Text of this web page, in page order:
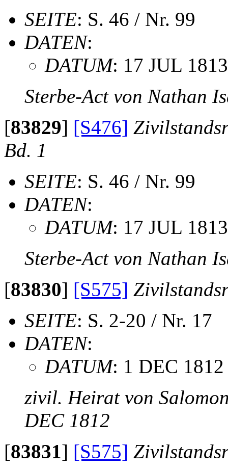
SEITE: S. 46 / Nr. 99
DATEN:
DATUM: 17 JUL 1813
Sterbe-Act von Nathan
[83829] [S476]
Bd. 1
SEITE: S. 46 / Nr. 99
DATEN:
DATUM: 17 JUL 1813
Sterbe-Act von Nathan
[83830] [S575]
SEITE: S. 2-20 / Nr. 17
DATEN:
DATUM: 1 DEC 1812
zivil. Heirat von
DEC 1812
[83831] [S575]